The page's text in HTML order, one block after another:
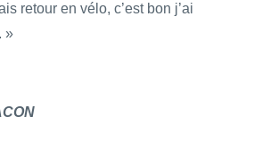
retour en vélo, c’est bon j’ai
»